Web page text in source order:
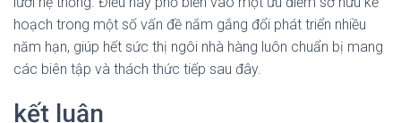
hoạch trong một số vấn đề nắm gắng đổi phát triển nhiều
năm hạn, giúp hết sức thị ngôi nhà hàng luôn chuẩn bị mang
các biên tập và thách thức tiếp sau đây.
kết luận